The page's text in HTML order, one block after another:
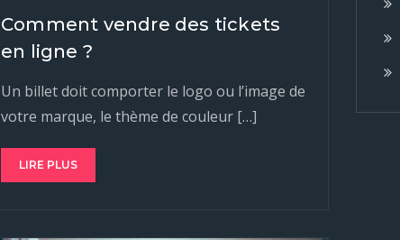
Comment vendre des tickets
en ligne ?
Un billet doit comporter le logo ou l’image de
votre marque, le thème de couleur […]
LIRE PLUS